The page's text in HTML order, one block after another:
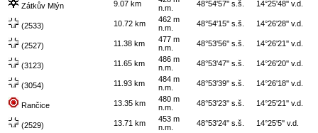
Zátkův Mlýn 9.07 km
n.m.
48°54'57'' s.š. 14°25'48'' v.d.
(2533) 10.72 km
462 m
n.m.
48°54'15'' s.š. 14°26'28'' v.d.
(2527) 11.38 km
477 m
n.m.
48°53'56'' s.š. 14°26'21'' v.d.
(3123) 11.65 km
486 m
n.m.
48°53'47'' s.š. 14°26'20'' v.d.
(3054) 11.93 km
484 m
n.m.
48°53'39'' s.š. 14°26'18'' v.d.
Rančice 13.35 km
480 m
n.m.
48°53'23'' s.š. 14°25'21'' v.d.
(2529) 13.71 km
453 m
n.m.
48°53'24'' s.š. 14°25'5'' v.d.